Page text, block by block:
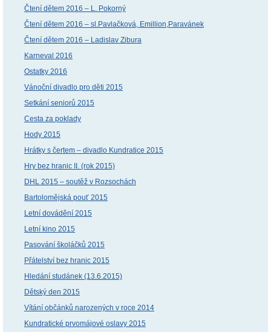
Čtení dětem 2016 – L. Pokorný
Čtení dětem 2016 – sl.Pavlačková, Emillion,Paravánek
Čtení dětem 2016 – Ladislav Zibura
Karneval 2016
Ostatky 2016
Vánoční divadlo pro děti 2015
Setkání seniorů 2015
Cesta za poklady
Hody 2015
Hrátky s čertem – divadlo Kundratice 2015
Hry bez hranic II. (rok 2015)
DHL 2015 – soutěž v Rozsochách
Bartolomějská pouť 2015
Letní dovádění 2015
Letní kino 2015
Pasování školáčků 2015
Přátelství bez hranic 2015
Hledání studánek (13.6.2015)
Dětský den 2015
Vítání občánků narozených v roce 2014
Kundratické prvomájové oslavy 2015